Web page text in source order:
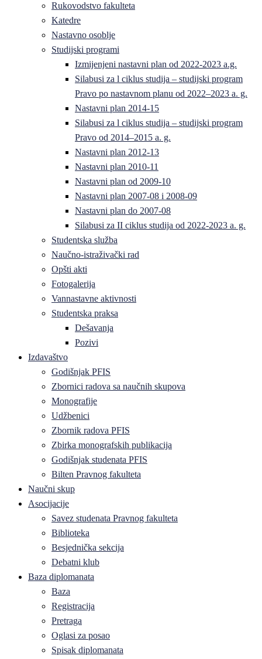
Rukovodstvo fakulteta
Katedre
Nastavno osoblje
Studijski programi
Izmijenjeni nastavni plan od 2022-2023 a.g.
Silabusi za l ciklus studija – studijski program
Pravo po nastavnom planu od 2022–2023 a. g.
Nastavni plan 2014-15
Silabusi za l ciklus studija – studijski program
Pravo od 2014–2015 a. g.
Nastavni plan 2012-13
Nastavni plan 2010-11
Nastavni plan od 2009-10
Nastavni plan 2007-08 i 2008-09
Nastavni plan do 2007-08
Silabusi za II ciklus studija od 2022-2023 a. g.
Studentska služba
Naučno-istraživački rad
Opšti akti
Fotogalerija
Vannastavne aktivnosti
Studentska praksa
Dešavanja
Pozivi
Izdavaštvo
Godišnjak PFIS
Zbornici radova sa naučnih skupova
Monografije
Udžbenici
Zbornik radova PFIS
Zbirka monografskih publikacija
Godišnjak studenata PFIS
Bilten Pravnog fakulteta
Naučni skup
Asocijacije
Savez studenata Pravnog fakulteta
Biblioteka
Besjednička sekcija
Debatni klub
Baza diplomanata
Baza
Registracija
Pretraga
Oglasi za posao
Spisak diplomanata